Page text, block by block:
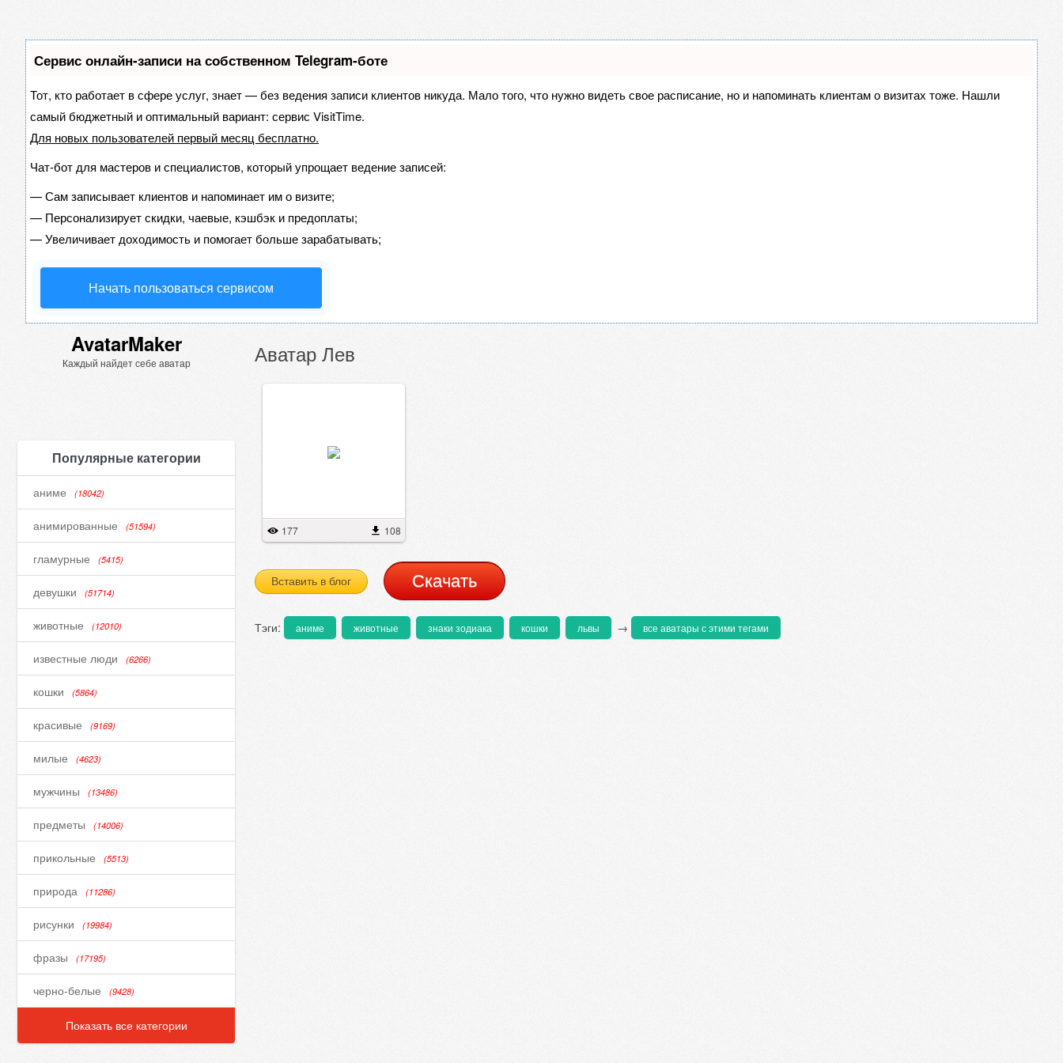
Сервис онлайн-записи на собственном Telegram-боте
Тот, кто работает в сфере услуг, знает — без ведения записи клиентов никуда. Мало того, что нужно видеть свое расписание, но и напоминать клиентам о визитах тоже. Нашли
самый бюджетный и оптимальный вариант: сервис VisitTime.
Для новых пользователей первый месяц бесплатно.
Чат-бот для мастеров и специалистов, который упрощает ведение записей:
—Сам записывает клиентов и напоминает им о визите;
— Персонализирует скидки, чаевые, кэшбэк и предоплаты;
—Увеличивает доходимость и помогает больше зарабатывать;
Начать пользоваться сервисом
AvatarMaker
Каждый найдет себе аватар
Популярные категории
аниме (18042)
анимированные (51594)
гламурные (5415)
девушки (51714)
животные (12010)
известные люди (6266)
кошки (5864)
красивые (9169)
милые (4623)
мужчины (13486)
предметы (14006)
прикольные (5513)
природа (11286)
рисунки (19984)
фразы (17195)
черно-белые (9428)
Показать все категории
Аватар Лев
177 108
Вставить в блог Cкачать
Тэги: аниме животные знаки зодиака кошки львы → все аватары с этими тегами